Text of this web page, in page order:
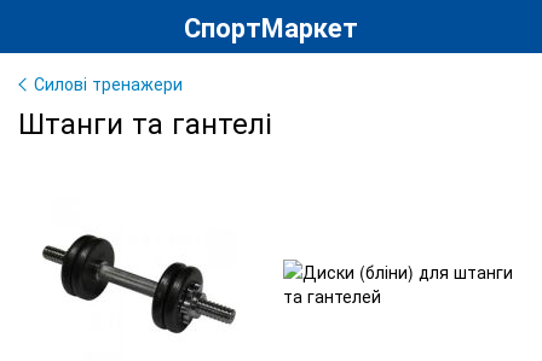
СпортМаркет
Силові тренажери
Штанги та гантелі